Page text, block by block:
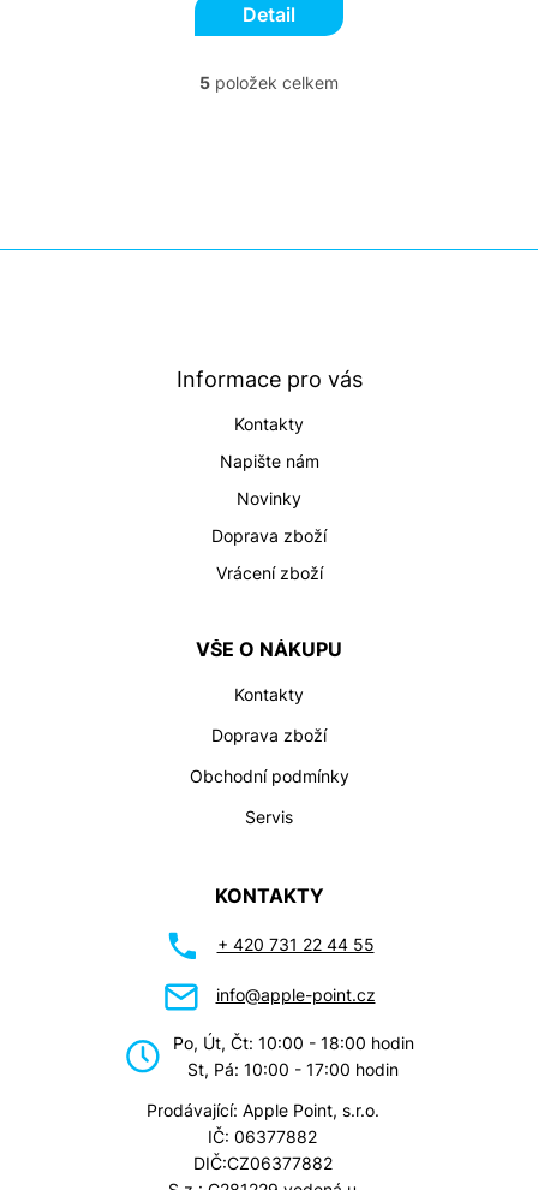
Detail
O
í
v
p
i
u
5 položek celkem
Informace pro vás
Kontakty
Napište nám
Novinky
Doprava zboží
Vrácení zboží
VŠE O NÁKUPU
Kontakty
Doprava zboží
Obchodní podmínky
Servis
KONTAKTY
+ 420 731 22 44 55
info@apple-point.cz
Po, Út, Čt: 10:00 - 18:00 hodin
St, Pá: 10:00 - 17:00 hodin
Prodávající: Apple Point, s.r.o.
IČ: 06377882
DIČ:CZ06377882